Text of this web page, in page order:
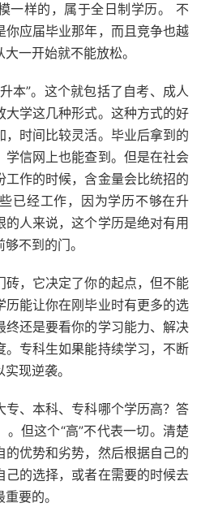
一样的，属于全日制学历。 不
你应届毕业那年，而且竞争也越
一开始就不能放松。
本”。这个就包括了自考、成人
大学这几种形式。这种方式的好
，时间比较灵活。毕业后拿到的
学信网上也能查到。但是在社会
作的时候，含金量会比统招的
已经工作，因为学历不够在升
人来说，这个学历是绝对有用
不到的门。
砖，它决定了你的起点，但不能
历能让你在刚毕业时有更多的选
终还是要看你的学习能力、解决
。专科生如果能持续学习，不断
现逆袭。
专、本科、专科哪个学历高？答
但这个“高”不代表一切。清楚
的优势和劣势，然后根据自己的
己的选择，或者在需要的时候去
要的。